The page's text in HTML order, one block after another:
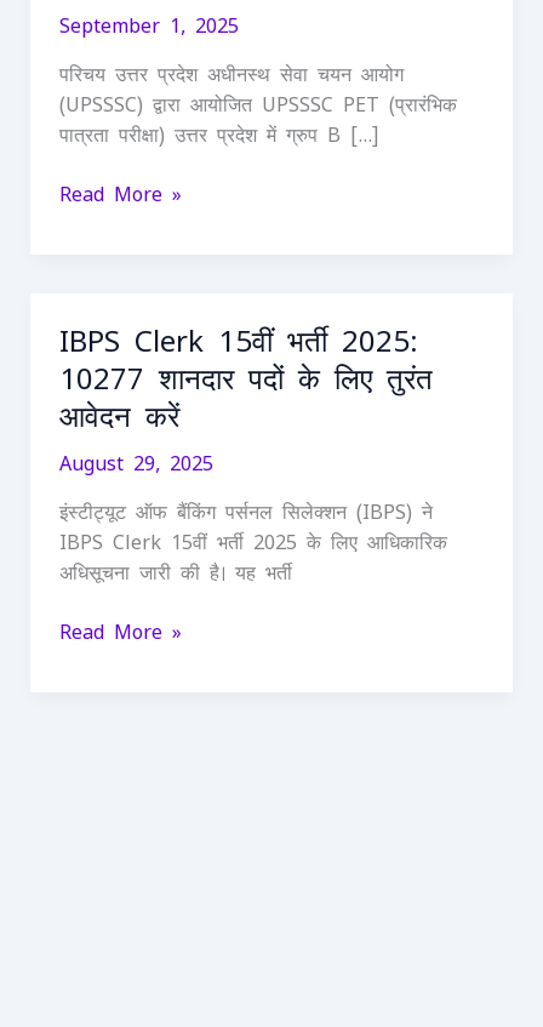
September 1, 2025
परिचय उत्तर प्रदेश अधीनस्थ सेवा चयन आयोग
(UPSSSC) द्वारा आयोजित UPSSSC PET (प्रारंभिक
पात्रता परीक्षा) उत्तर प्रदेश में ग्रुप B […]
Read More »
IBPS Clerk 15वीं भर्ती 2025:
10277 शानदार पदों के लिए तुरंत
आवेदन करें
August 29, 2025
इंस्टीट्यूट ऑफ बैंकिंग पर्सनल सिलेक्शन (IBPS) ने
IBPS Clerk 15वीं भर्ती 2025 के लिए आधिकारिक
अधिसूचना जारी की है। यह भर्ती
IBPS
Clerk
15वीं
भर्ती
2025:
शानदार
पदों
के
तुरंत
Read More »